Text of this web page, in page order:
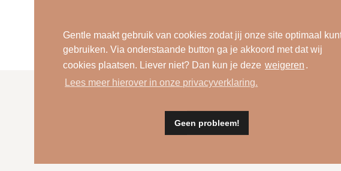
Gentle maakt gebruik van cookies zodat jij onze site optimaal
gebruiken. Via onderstaande button ga je akkoord met dat wij
cookies plaatsen. Liever niet? Dan kun je deze weigeren .
Lees meer hierover in onze privacyverklaring.
Geen probleem!
Materiaal